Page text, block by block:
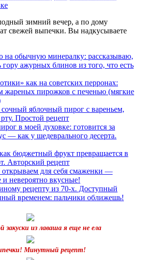
зимний вечер, а по дому
свежей выпечки. Вы надкусываете
на обычную минералку: рассказываю,
гору ажурных блинов из того, что есть
как на советских перронах:
жареных пирожков с печенью (мягкие
сочный яблочный пирог с вареньем,
Простой рецепт
в моей духовке: готовится за
— как у шедеврального десерта.
бюджетный фрукт превращается в
Авторский рецепт
для себя смаженки —
невероятно вкусные!
рецепту из 70-х. Доступный
временем: пальчики оближешь!
закуски из лаваша я еще не ела
Минутный рецепт!